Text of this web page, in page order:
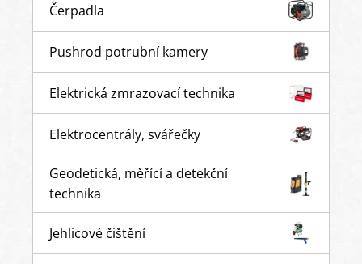
Čerpadla
Pushrod potrubní kamery
Elektrická zmrazovací technika
Elektrocentrály, svářečky
Geodetická, měřící a detekční
technika
Jehlicové čištění